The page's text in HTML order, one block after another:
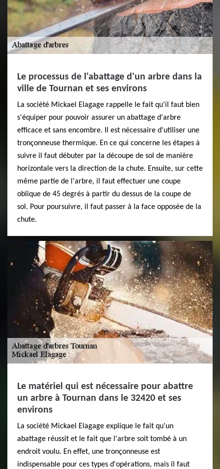
Le processus de l'abattage d'un arbre dans la
ville de Tournan et ses environs
La société Mickael Elagage rappelle le fait qu'il faut bien
s'équiper pour pouvoir assurer un abattage d'arbre
efficace et sans encombre. Il est nécessaire d'utiliser une
tronçonneuse thermique. En ce qui concerne les étapes à
suivre il faut débuter par la découpe de sol de manière
horizontale vers la direction de la chute. Ensuite, sur cette
même partie de l'arbre, il faut effectuer une coupe
oblique de 45 degrés à partir du dessus de la coupe de
sol. Pour poursuivre, il faut passer à la face opposée de la
chute.
Le matériel qui est nécessaire pour abattre
un arbre à Tournan dans le 32420 et ses
environs
La société Mickael Elagage explique le fait qu'un
abattage réussit et le fait que l'arbre soit tombé à un
endroit voulu. En effet, une tronçonneuse est
indispensable pour ces types d'opérations, mais il faut